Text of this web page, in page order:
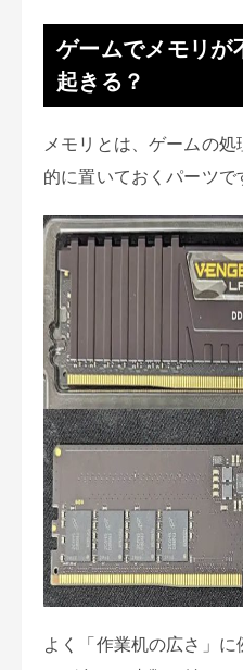
ゲームでメモリが
起きる？
メモリとは、ゲームの
的に置いておくパーツで
よく「作業机の広さ」